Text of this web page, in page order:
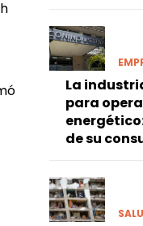
La
para
de su